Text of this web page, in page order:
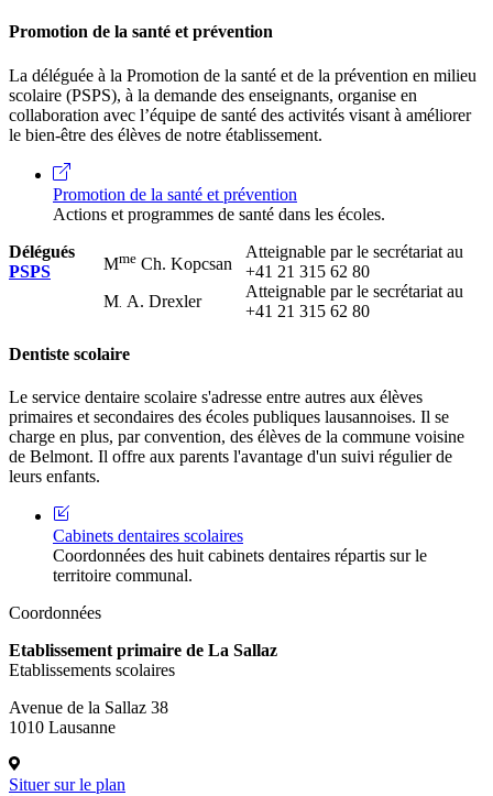
Promotion de la santé et prévention
La déléguée à la Promotion de la santé et de la prévention en milieu
scolaire (PSPS), à la demande des enseignants, organise en
collaboration avec l’équipe de santé des activités visant à améliorer
le bien-être des élèves de notre établissement.
Promotion de la santé et prévention
Actions et programmes de santé dans les écoles.
Délégués
PSPS
Mme Ch. Kopcsan
Atteignable par le secrétariat au
+41 21 315 62 80
M A. Drexler
Atteignable par le secrétariat au
+41 21 315 62 80
Dentiste scolaire
Le service dentaire scolaire s'adresse entre autres aux élèves
primaires et secondaires des écoles publiques lausannoises. Il se
charge en plus, par convention, des élèves de la commune voisine
de Belmont. Il offre aux parents l'avantage d'un suivi régulier de
leurs enfants.
Cabinets dentaires scolaires
Coordonnées des huit cabinets dentaires répartis sur le
territoire communal.
Coordonnées
Etablissement primaire de La Sallaz
Etablissements scolaires
Avenue de la Sallaz 38
1010 Lausanne
Situer sur le plan